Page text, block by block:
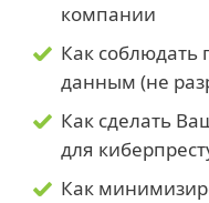
компании
Как соблюдать
данным (не
Как сделать
для
Как